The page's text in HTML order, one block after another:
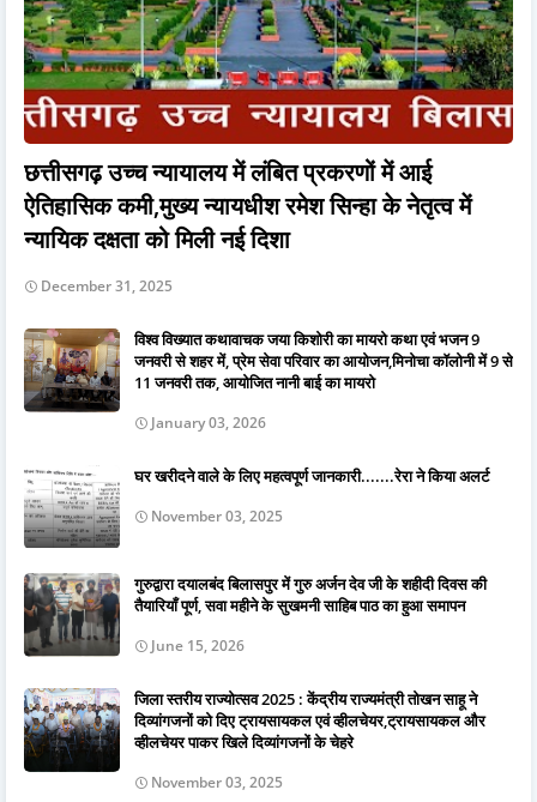
छत्तीसगढ़ उच्च न्यायालय में लंबित प्रकरणों में आई
ऐतिहासिक कमी,मुख्य न्यायधीश रमेश सिन्हा के नेतृत्व में
न्यायिक दक्षता को मिली नई दिशा
December 31, 2025
विश्व विख्यात कथावाचक जया किशोरी का मायरो कथा एवं भजन 9
जनवरी से शहर में, प्रेम सेवा परिवार का आयोजन,मिनोचा कॉलोनी में 9 से
11 जनवरी तक, आयोजित नानी बाई का मायरो
January 03, 2026
घर खरीदने वाले के लिए महत्वपूर्ण जानकारी.......रेरा ने किया अलर्ट
November 03, 2025
गुरुद्वारा दयालबंद बिलासपुर में गुरु अर्जन देव जी के शहीदी दिवस की
तैयारियाँ पूर्ण, सवा महीने के सुखमनी साहिब पाठ का हुआ समापन
June 15, 2026
जिला स्तरीय राज्योत्सव 2025 : केंद्रीय राज्यमंत्री तोखन साहू ने
दिव्यांगजनों को दिए ट्रायसायकल एवं व्हीलचेयर,ट्रायसायकल और
व्हीलचेयर पाकर खिले दिव्यांगजनों के चेहरे
November 03, 2025